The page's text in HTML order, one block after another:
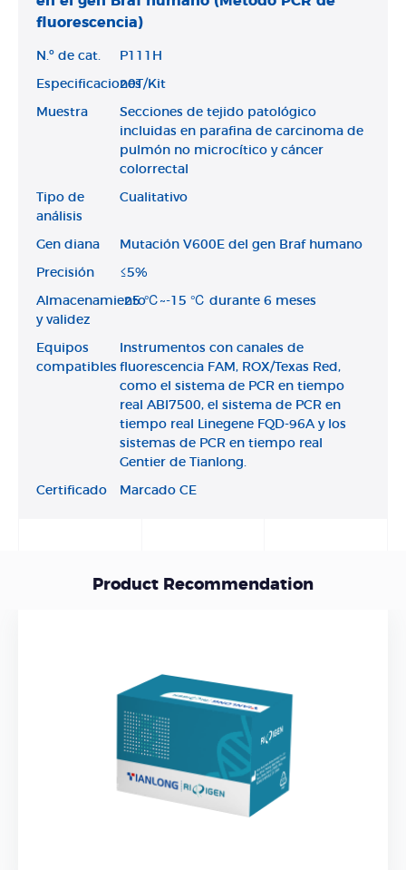
fluorescencia)
N.º de cat. P111H
Especificaciones20T/Kit
Muestra
Secciones de tejido patológico
incluidas en parafina de carcinoma de
pulmón no microcítico y cáncer
colorrectal
Tipo de
análisis
Cualitativo
Gen diana Mutación V600E del gen Braf humano
Precisión ≤5%
Almacenamiento
y validez
-25 ℃~-15 ℃ durante 6 meses
Equipos
compatibles
Instrumentos con canales de
fluorescencia FAM, ROX/Texas Red,
como el sistema de PCR en tiempo
real ABI7500, el sistema de PCR en
tiempo real Linegene FQD-96A y los
sistemas de PCR en tiempo real
Gentier de Tianlong.
Certificado Marcado CE
Product Recommendation